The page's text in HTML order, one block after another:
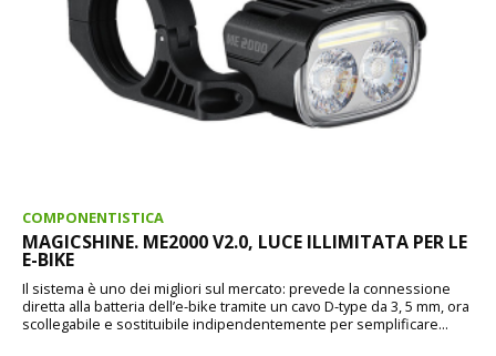
COMPONENTISTICA
MAGICSHINE. ME2000 V2.0, LUCE ILLIMITATA PER LE
E-BIKE
Il sistema è uno dei migliori sul mercato: prevede la connessione
diretta alla batteria dell’e-bike tramite un cavo D-type da 3, 5 mm, ora
scollegabile e sostituibile indipendentemente per semplificare...